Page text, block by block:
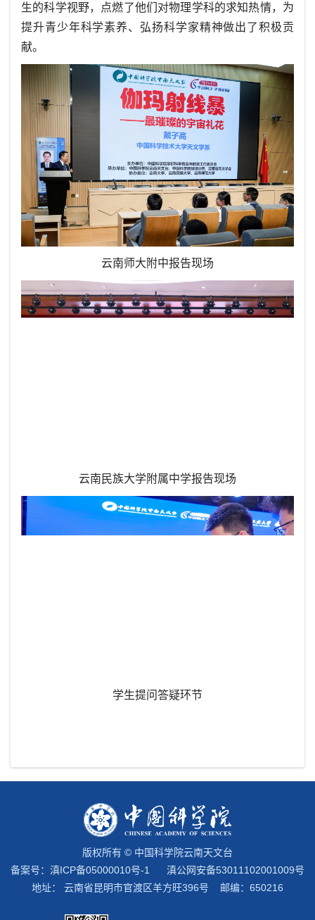
生的科学视野，点燃了他们对物理学科的求知热情，为
提升青少年科学素养、弘扬科学家精神做出了积极贡
献。
云南师大附中报告现场
云南民族大学附属中学报告现场
学生提问答疑环节
版权所有 © 中国科学院云南天文台
备案号： 滇ICP备05000010号-1
滇公网安备53011102001009号
地址： 云南省昆明市官渡区羊方旺396号 邮编：650216